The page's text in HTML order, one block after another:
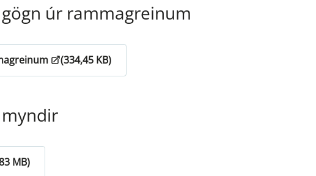
úr rammagreinum
(334,45 KB)
MB)